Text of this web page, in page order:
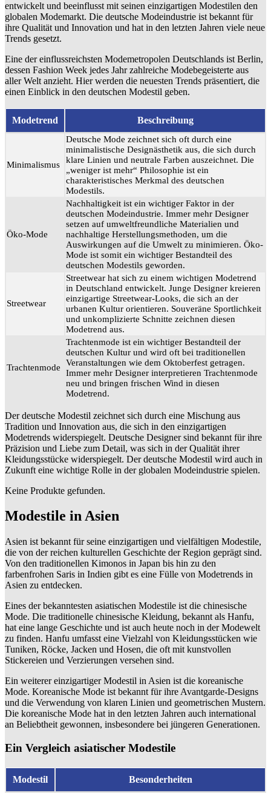
entwickelt und beeinflusst mit seinen einzigartigen Modestilen den
globalen Modemarkt. Die deutsche Modeindustrie ist bekannt für
ihre Qualität und Innovation und hat in den letzten Jahren viele neue
Trends gesetzt.
Eine der einflussreichsten Modemetropolen Deutschlands ist Berlin,
dessen Fashion Week jedes Jahr zahlreiche Modebegeisterte aus
aller Welt anzieht. Hier werden die neuesten Trends präsentiert, die
einen Einblick in den deutschen Modestil geben.
Modetrend Beschreibung
Minimalismus
Deutsche Mode zeichnet sich oft durch eine
minimalistische Designästhetik aus, die sich durch
klare Linien und neutrale Farben auszeichnet. Die
„weniger ist mehr“ Philosophie ist ein
charakteristisches Merkmal des deutschen
Modestils.
Öko-Mode
Nachhaltigkeit ist ein wichtiger Faktor in der
deutschen Modeindustrie. Immer mehr Designer
setzen auf umweltfreundliche Materialien und
nachhaltige Herstellungsmethoden, um die
Auswirkungen auf die Umwelt zu minimieren. Öko-
Mode ist somit ein wichtiger Bestandteil des
deutschen Modestils geworden.
Streetwear
Streetwear hat sich zu einem wichtigen Modetrend
in Deutschland entwickelt. Junge Designer kreieren
einzigartige Streetwear-Looks, die sich an der
urbanen Kultur orientieren. Souveräne Sportlichkeit
und unkomplizierte Schnitte zeichnen diesen
Modetrend aus.
Trachtenmode
Trachtenmode ist ein wichtiger Bestandteil der
deutschen Kultur und wird oft bei traditionellen
Veranstaltungen wie dem Oktoberfest getragen.
Immer mehr Designer interpretieren Trachtenmode
neu und bringen frischen Wind in diesen
Modetrend.
Der deutsche Modestil zeichnet sich durch eine Mischung aus
Tradition und Innovation aus, die sich in den einzigartigen
Modetrends widerspiegelt. Deutsche Designer sind bekannt für ihre
Präzision und Liebe zum Detail, was sich in der Qualität ihrer
Kleidungsstücke widerspiegelt. Der deutsche Modestil wird auch in
Zukunft eine wichtige Rolle in der globalen Modeindustrie spielen.
Keine Produkte gefunden.
Modestile in Asien
Asien ist bekannt für seine einzigartigen und vielfältigen Modestile,
die von der reichen kulturellen Geschichte der Region geprägt sind.
Von den traditionellen Kimonos in Japan bis hin zu den
farbenfrohen Saris in Indien gibt es eine Fülle von Modetrends in
Asien zu entdecken.
Eines der bekanntesten asiatischen Modestile ist die chinesische
Mode. Die traditionelle chinesische Kleidung, bekannt als Hanfu,
hat eine lange Geschichte und ist auch heute noch in der Modewelt
zu finden. Hanfu umfasst eine Vielzahl von Kleidungsstücken wie
Tuniken, Röcke, Jacken und Hosen, die oft mit kunstvollen
Stickereien und Verzierungen versehen sind.
Ein weiterer einzigartiger Modestil in Asien ist die koreanische
Mode. Koreanische Mode ist bekannt für ihre Avantgarde-Designs
und die Verwendung von klaren Linien und geometrischen Mustern.
Die koreanische Mode hat in den letzten Jahren auch international
an Beliebtheit gewonnen, insbesondere bei jüngeren Generationen.
Ein Vergleich asiatischer Modestile
Modestil Besonderheiten